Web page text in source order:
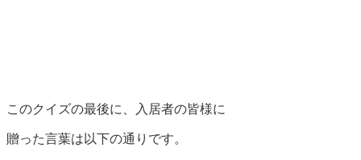
このクイズの最後に、入居者の皆様に
贈った言葉は以下の通りです。